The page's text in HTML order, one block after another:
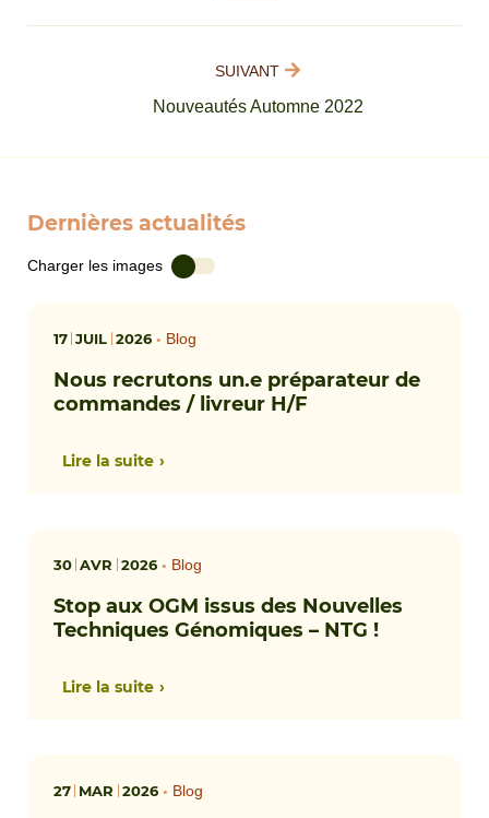
SUIVANT
Nouveautés Automne 2022
Dernières actualités
Charger les images
17 JUIL 2026• Blog
Nous recrutons un.e préparateur de
commandes / livreur H/F
Lire la suite
30 AVR 2026• Blog
Stop aux OGM issus des Nouvelles
Techniques Génomiques – NTG !
Lire la suite
27 MAR 2026• Blog